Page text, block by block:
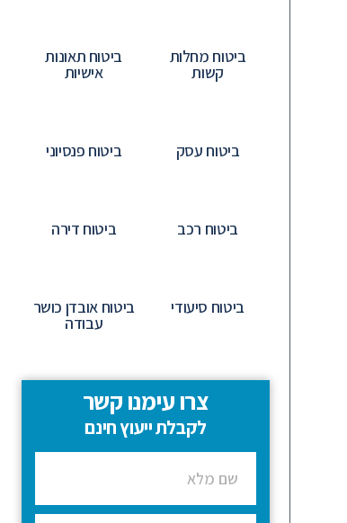
ביטוח מחלות
קשות
ביטוח תאונות
אישיות
ביטוח עסק ביטוח פנסיוני
ביטוח רכב ביטוח דירה
ביטוח סיעודי ביטוח אובדן כושר
עבודה
צרו עימנו קשר
לקבלת ייעוץ חינם